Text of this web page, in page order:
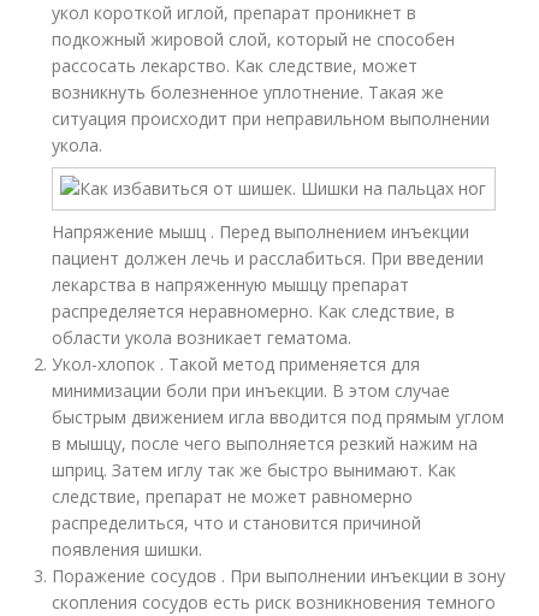
укол короткой иглой, препарат проникнет в
подкожный жировой слой, который не способен
рассосать лекарство. Как следствие, может
возникнуть болезненное уплотнение. Такая же
ситуация происходит при неправильном выполнении
укола.
Напряжение мышц . Перед выполнением инъекции
пациент должен лечь и расслабиться. При введении
лекарства в напряженную мышцу препарат
распределяется неравномерно. Как следствие, в
области укола возникает гематома.
Укол-хлопок . Такой метод применяется для
минимизации боли при инъекции. В этом случае
быстрым движением игла вводится под прямым углом
в мышцу, после чего выполняется резкий нажим на
шприц. Затем иглу так же быстро вынимают. Как
следствие, препарат не может равномерно
распределиться, что и становится причиной
появления шишки.
Поражение сосудов . При выполнении инъекции в зону
скопления сосудов есть риск возникновения темного